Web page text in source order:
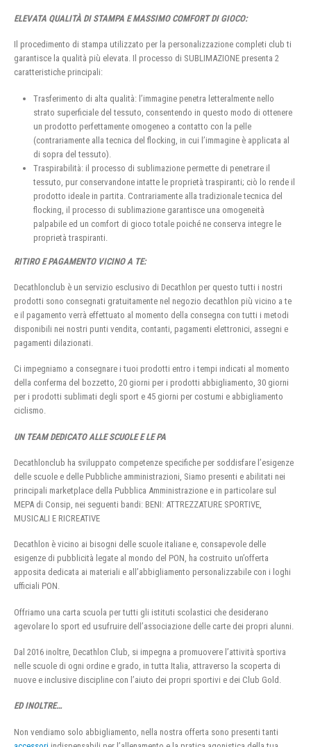
ELEVATA QUALITÀ DI STAMPA E MASSIMO COMFORT DI GIOCO:
Il procedimento di stampa utilizzato per la personalizzazione completi club ti
garantisce la qualità più elevata. Il processo di SUBLIMAZIONE presenta 2
caratteristiche principali:
Trasferimento di alta qualità: l’immagine penetra letteralmente nello
strato superficiale del tessuto, consentendo in questo modo di ottenere
un prodotto perfettamente omogeneo a contatto con la pelle
(contrariamente alla tecnica del flocking, in cui l’immagine è applicata al
di sopra del tessuto).
Traspirabilità: il processo di sublimazione permette di penetrare il
tessuto, pur conservandone intatte le proprietà traspiranti; ciò lo rende il
prodotto ideale in partita. Contrariamente alla tradizionale tecnica del
flocking, il processo di sublimazione garantisce una omogeneità
palpabile ed un comfort di gioco totale poiché ne conserva integre le
proprietà traspiranti.
RITIRO E PAGAMENTO VICINO A TE:
Decathlonclub è un servizio esclusivo di Decathlon per questo tutti i nostri
prodotti sono consegnati gratuitamente nel negozio decathlon più vicino a te
e il pagamento verrà effettuato al momento della consegna con tutti i metodi
disponibili nei nostri punti vendita, contanti, pagamenti elettronici, assegni e
pagamenti dilazionati.
Ci impegniamo a consegnare i tuoi prodotti entro i tempi indicati al momento
della conferma del bozzetto, 20 giorni per i prodotti abbigliamento, 30 giorni
per i prodotti sublimati degli sport e 45 giorni per costumi e abbigliamento
ciclismo.
UN TEAM DEDICATO ALLE SCUOLE E LE PA
Decathlonclub ha sviluppato competenze specifiche per soddisfare l’esigenze
delle scuole e delle Pubbliche amministrazioni, Siamo presenti e abilitati nei
principali marketplace della Pubblica Amministrazione e in particolare sul
MEPA di Consip, nei seguenti bandi: BENI: ATTREZZATURE SPORTIVE,
MUSICALI E RICREATIVE
Decathlon è vicino ai bisogni delle scuole italiane e, consapevole delle
esigenze di pubblicità legate al mondo del PON, ha costruito un’offerta
apposita dedicata ai materiali e all’abbigliamento personalizzabile con i loghi
ufficiali PON.
Offriamo una carta scuola per tutti gli istituti scolastici che desiderano
agevolare lo sport ed usufruire dell’associazione delle carte dei propri alunni.
Dal 2016 inoltre, Decathlon Club, si impegna a promuovere l’attività sportiva
nelle scuole di ogni ordine e grado, in tutta Italia, attraverso la scoperta di
nuove e inclusive discipline con l’aiuto dei propri sportivi e dei Club Gold.
ED INOLTRE…
Non vendiamo solo abbigliamento, nella nostra offerta sono presenti tanti